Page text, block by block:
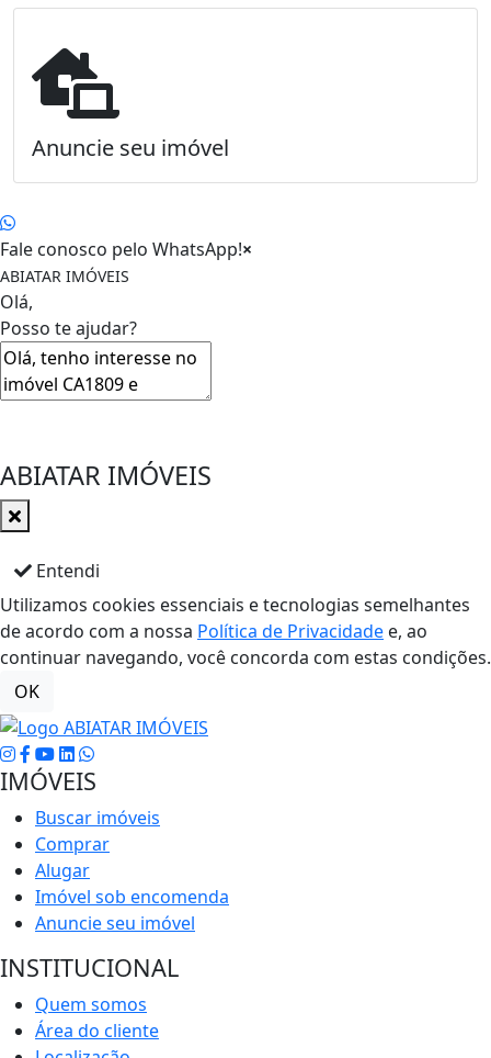
Anuncie seu imóvel
Fale conosco pelo WhatsApp!×
ABIATAR IMÓVEIS
Olá,
Posso te ajudar?
ABIATAR IMÓVEIS
Entendi
Utilizamos cookies essenciais e tecnologias semelhantes
de acordo com a nossa Política de Privacidade e, ao
continuar navegando, você concorda com estas condições.
OK
IMÓVEIS
Buscar imóveis
Comprar
Alugar
Imóvel sob encomenda
Anuncie seu imóvel
INSTITUCIONAL
Quem somos
Área do cliente